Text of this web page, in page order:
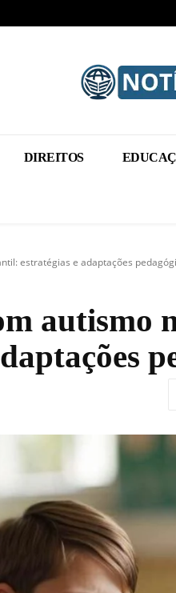
DIREITOS
estratégias e adaptações
autismo